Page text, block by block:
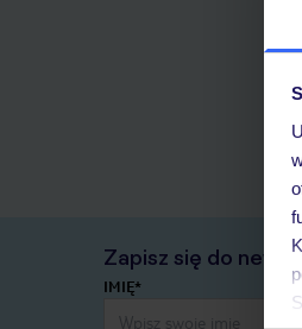
Zapisz się do
IMIĘ*